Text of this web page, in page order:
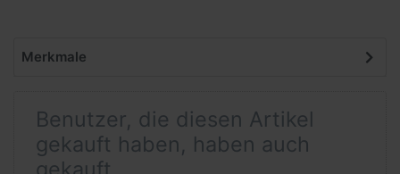
Merkmale
Benutzer, die diesen Artikel
gekauft haben, haben auch